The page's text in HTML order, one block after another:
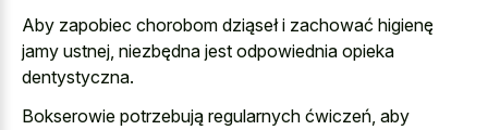
Aby zapobiec chorobom dziąseł i zachować higienę
jamy ustnej, niezbędna jest odpowiednia opieka
dentystyczna.
Bokserowie potrzebują regularnych ćwiczeń, aby